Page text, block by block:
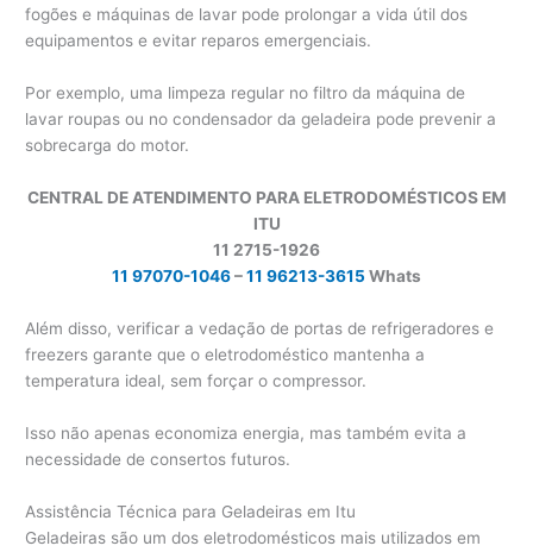
fogões e máquinas de lavar pode prolongar a vida útil dos
equipamentos e evitar reparos emergenciais.
Por exemplo, uma limpeza regular no filtro da máquina de
lavar roupas ou no condensador da geladeira pode prevenir a
sobrecarga do motor.
CENTRAL DE ATENDIMENTO PARA ELETRODOMÉSTICOS EM
ITU
11 2715-1926
11 97070-1046–11 96213-3615 Whats
Além disso, verificar a vedação de portas de refrigeradores e
freezers garante que o eletrodoméstico mantenha a
temperatura ideal, sem forçar o compressor.
Isso não apenas economiza energia, mas também evita a
necessidade de consertos futuros.
Assistência Técnica para Geladeiras em Itu
Geladeiras são um dos eletrodomésticos mais utilizados em